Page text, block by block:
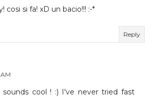
cosi si fa! xD un bacio!!! :-*
Reply
AM
cool ! :) I've never tried fast